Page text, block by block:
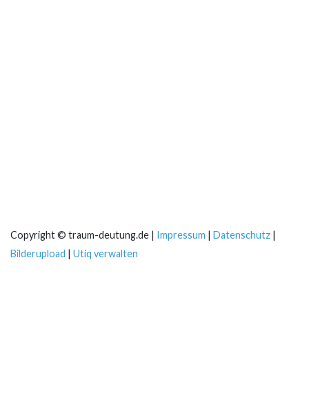
Copyright © traum-deutung.de | Impressum | Datenschutz |
Bilderupload | Utiq verwalten